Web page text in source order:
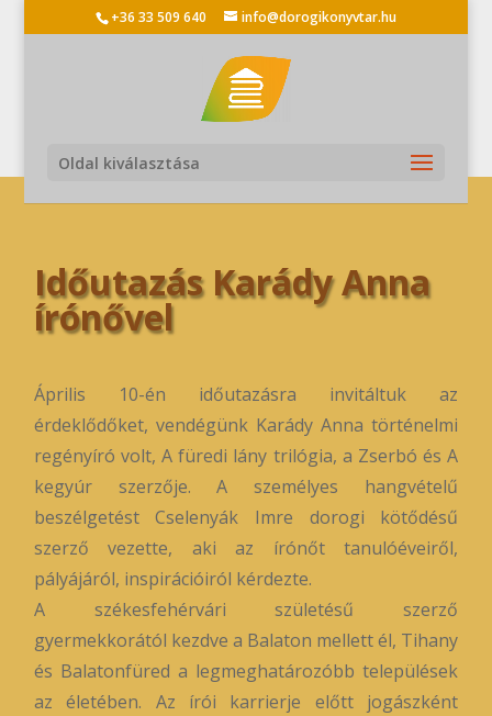
+36 33 509 640 info@dorogikonyvtar.hu
Oldal kiválasztása
Időutazás Karády Anna
írónővel
Április 10-én időutazásra invitáltuk az
érdeklődőket, vendégünk Karády Anna történelmi
regényíró volt, A füredi lány trilógia, a Zserbó és A
kegyúr szerzője. A személyes hangvételű
beszélgetést Cselenyák Imre dorogi kötődésű
szerző vezette, aki az írónőt tanulóéveiről,
pályájáról, inspirációiról kérdezte.
A székesfehérvári születésű szerző
gyermekkorától kezdve a Balaton mellett él, Tihany
és Balatonfüred a legmeghatározóbb települések
az életében. Az írói karrierje előtt jogászként